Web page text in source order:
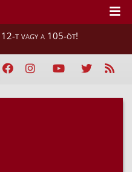
t vagy a 105-öt!